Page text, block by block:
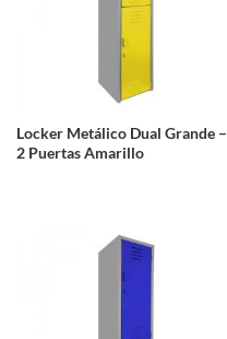
Locker Metálico Dual Grande –
2 Puertas Amarillo